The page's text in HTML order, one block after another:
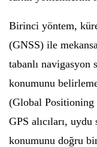
Birinci yöntem,
(GNSS) ile
tabanlı
konumunu
(Global Positioning
GPS alıcıları,
konumunu doğru